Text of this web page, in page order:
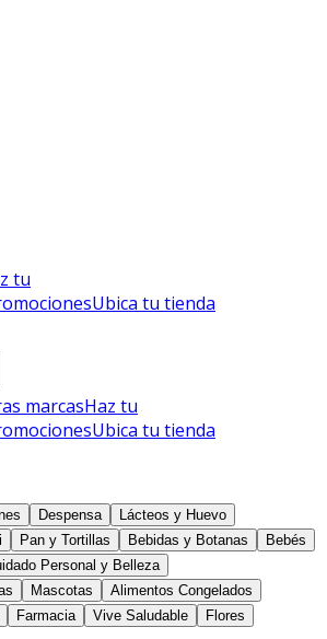
tu
Ubica tu tienda
marcasHaz tu
Ubica tu tienda
Despensa
Lácteos y Huevo
Pan y Tortillas Bebidas y Botanas
Bebés
Personal y Belleza
Mascotas
Alimentos Congelados
Farmacia Vive Saludable Flores